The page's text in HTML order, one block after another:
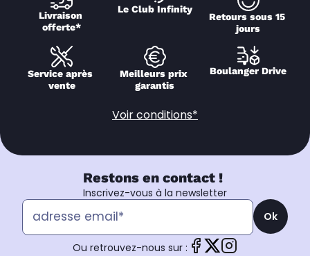
Livraison
offerte*
Le Club Infinity
Retours sous 15
jours
Service après
vente
Meilleurs prix
garantis
Boulanger Drive
Voir conditions*
Restons en contact !
Inscrivez-vous à la newsletter
Ok
Ou retrouvez-nous sur :